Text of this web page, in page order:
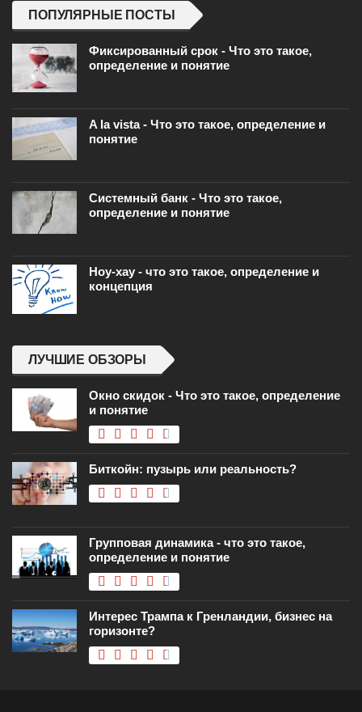
ПОПУЛЯРНЫЕ ПОСТЫ
Фиксированный срок - Что это такое,
определение и понятие
A la vista - Что это такое, определение и
понятие
Системный банк - Что это такое,
определение и понятие
Ноу-хау - что это такое, определение и
концепция
ЛУЧШИЕ ОБЗОРЫ
Окно скидок - Что это такое, определение
и понятие
Биткойн: пузырь или реальность?
Групповая динамика - что это такое,
определение и понятие
Интерес Трампа к Гренландии, бизнес на
горизонте?